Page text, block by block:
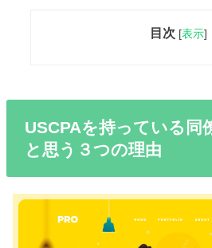
目次 [表示]
USCPAを持っている同
と思う３つの理由